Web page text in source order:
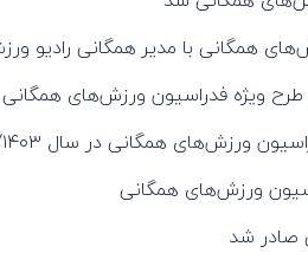
همگانی با مدیر همگانی رادیو
ویژه فدراسیون ورزش‌های
تصویب برنامه‌ها و امور مالی تا تغییر زمان مجمع سالانه
ورزش‌های همگانی
صادر شد